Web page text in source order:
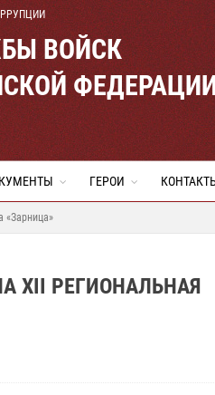
ВОЙСК
ГЕРОИ
«Зарница»
XII РЕГИОНАЛЬНАЯ